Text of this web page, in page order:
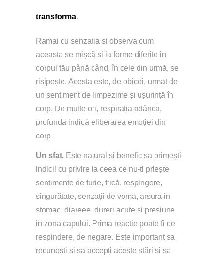
transforma.
Ramai cu senzația si observa cum
aceasta se mișcă si ia forme diferite in
corpul tău până când, în cele din urmă, se
risipește. Acesta este, de obicei, urmat de
un sentiment de limpezime și ușurință în
corp. De multe ori, respirația adâncă,
profunda indică eliberarea emoției din
corp
Un sfat. Este natural si benefic sa primești
indicii cu privire la ceea ce nu-ti priește:
sentimente de furie, frică, respingere,
singurătate, senzații de voma, arsura in
stomac, diareee, dureri acute si presiune
in zona capului. Prima reactie poate fi de
respindere, de negare. Este important sa
recunoști si sa accepți aceste stări si sa